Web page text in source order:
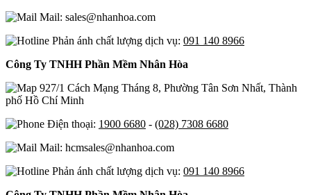
Mail: sales@nhanhoa.com
Phản ánh chất lượng dịch vụ: 091 140 8966
Công Ty TNHH Phần Mềm Nhân Hòa
927/1 Cách Mạng Tháng 8, Phường Tân Sơn Nhất, Thành
phố Hồ Chí Minh
Điện thoại: 1900 6680 - (028) 7308 6680
Mail: hcmsales@nhanhoa.com
Phản ánh chất lượng dịch vụ: 091 140 8966